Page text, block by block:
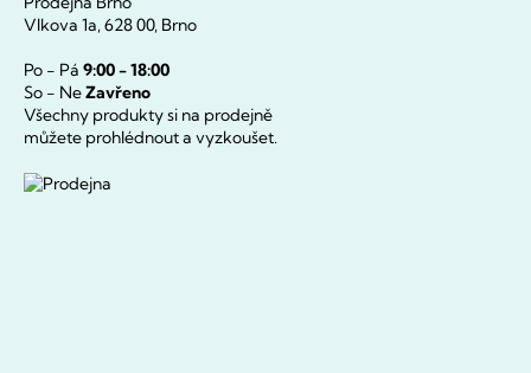
Vlkova 1a, 628 00, Brno
Po - Pá 9:00 - 18:00
So - NeZavřeno
Všechny produkty si na prodejně
můžete prohlédnout a vyzkoušet.